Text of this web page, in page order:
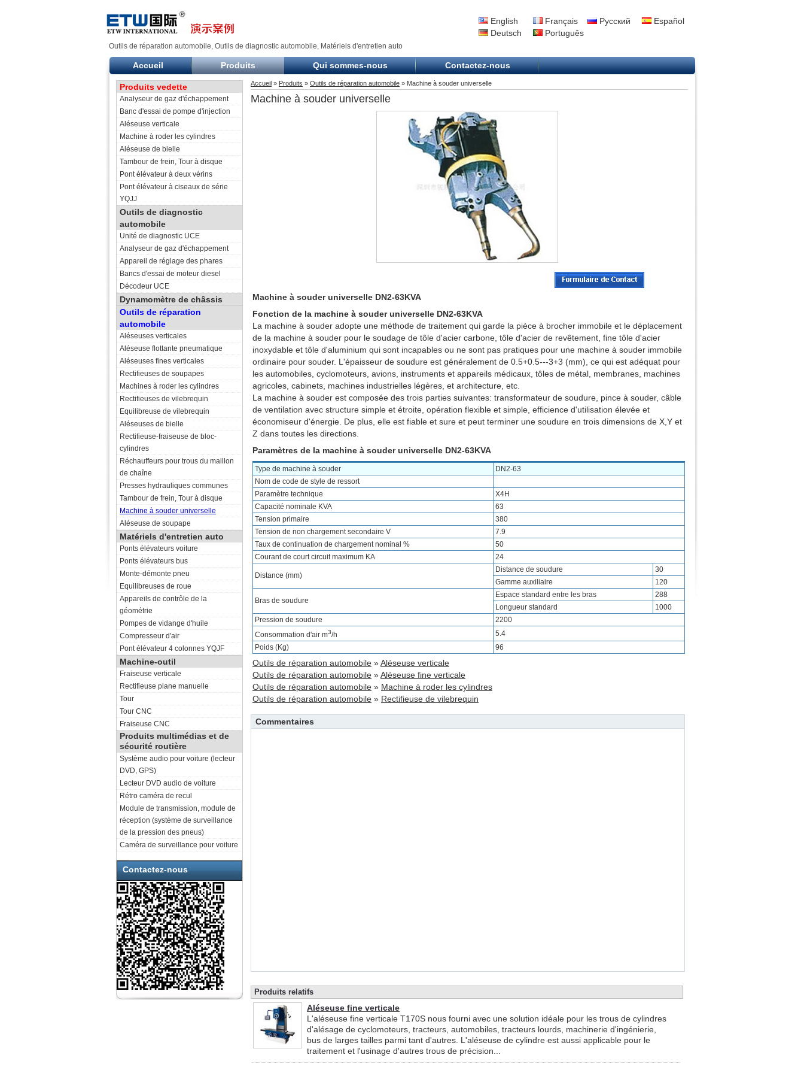
Outils de réparation automobile, Outils de diagnostic automobile, Matériels d'entretien auto
English Français Русский
Español
Deutsch
Português
Accueil Produits Qui sommes-nous Contactez-nous
Produits vedette
Analyseur de gaz d'échappement
Banc d'essai de pompe d'injection
Aléseuse verticale
Machine à roder les cylindres
Aléseuse de bielle
Tambour de frein, Tour à disque
Pont élévateur à deux vérins
Pont élévateur à ciseaux de série
YQJJ
Outils de diagnostic
automobile
Unité de diagnostic UCE
Analyseur de gaz d'échappement
Appareil de réglage des phares
Bancs d'essai de moteur diesel
Décodeur UCE
Dynamomètre de châssis
Outils de réparation
automobile
Aléseuses verticales
Aléseuse flottante pneumatique
Aléseuses fines verticales
Rectifieuses de soupapes
Machines à roder les cylindres
Rectifieuses de vilebrequin
Equilibreuse de vilebrequin
Aléseuses de bielle
Rectifieuse-fraiseuse de bloc-
cylindres
Réchauffeurs pour trous du maillon
de chaîne
Presses hydrauliques communes
Tambour de frein, Tour à disque
Machine à souder universelle
Aléseuse de soupape
Matériels d'entretien auto
Ponts élévateurs voiture
Ponts élévateurs bus
Monte-démonte pneu
Equilibreuses de roue
Appareils de contrôle de la
géométrie
Pompes de vidange d'huile
Compresseur d'air
Pont élévateur 4 colonnes YQJF
Machine-outil
Fraiseuse verticale
Rectifieuse plane manuelle
Tour
Tour CNC
Fraiseuse CNC
Produits multimédias et de
sécurité routière
Système audio pour voiture (lecteur
DVD, GPS)
Lecteur DVD audio de voiture
Rétro caméra de recul
Module de transmission, module de
réception (système de surveillance
de la pression des pneus)
Caméra de surveillance pour voiture
Contactez-nous
Accueil » Produits » Outils de réparation automobile » Machine à souder universelle
Machine à souder universelle
Machine à souder universelle DN2-63KVA
Fonction de la machine à souder universelle DN2-63KVA
La machine à souder adopte une méthode de traitement qui garde la pièce à brocher immobile et le déplacement
de la machine à souder pour le soudage de tôle d'acier carbone, tôle d'acier de revêtement, fine tôle d'acier
inoxydable et tôle d'aluminium qui sont incapables ou ne sont pas pratiques pour une machine à souder immobile
ordinaire pour souder. L'épaisseur de soudure est généralement de 0.5+0.5---3+3 (mm), ce qui est adéquat pour
les automobiles, cyclomoteurs, avions, instruments et appareils médicaux, tôles de métal, membranes, machines
agricoles, cabinets, machines industrielles légères, et architecture, etc.
La machine à souder est composée des trois parties suivantes: transformateur de soudure, pince à souder, câble
de ventilation avec structure simple et étroite, opération flexible et simple, efficience d'utilisation élevée et
économiseur d'énergie. De plus, elle est fiable et sure et peut terminer une soudure en trois dimensions de X,Y et
Z dans toutes les directions.
Paramètres de la machine à souder universelle DN2-63KVA
Type de machine à souder
DN2-63
Nom de code de style de ressort
Paramètre technique
X4H
Capacité nominale KVA
63
Tension primaire
380
Tension de non chargement secondaire V
7.9
Taux de continuation de chargement nominal %
50
Courant de court circuit maximum KA
24
Distance (mm)
Distance de soudure
30
Gamme auxiliaire
120
Bras de soudure
Espace standard entre les bras
288
Longueur standard
1000
Pression de soudure
2200
Consommation d'air m3/h
5.4
Poids (Kg)
96
Outils de réparation automobile »Aléseuse verticale
Outils de réparation automobile »Aléseuse fine verticale
Outils de réparation automobile » Machine à roder les cylindres
Outils de réparation automobile » Rectifieuse de vilebrequin
Commentaires
Produits relatifs
Aléseuse fine verticale
L'aléseuse fine verticale T170S nous fourni avec une solution idéale pour les trous de cylindres
d'alésage de cyclomoteurs, tracteurs, automobiles, tracteurs lourds, machinerie d'ingénierie,
bus de larges tailles parmi tant d'autres. L'aléseuse de cylindre est aussi applicable pour le
traitement et l'usinage d'autres trous de précision...